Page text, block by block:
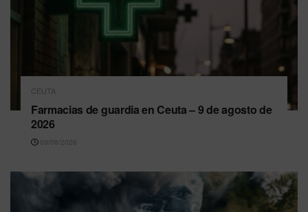
CEUTA
Farmacias de guardia en Ceuta – 9 de agosto de
2026
09/08/2026